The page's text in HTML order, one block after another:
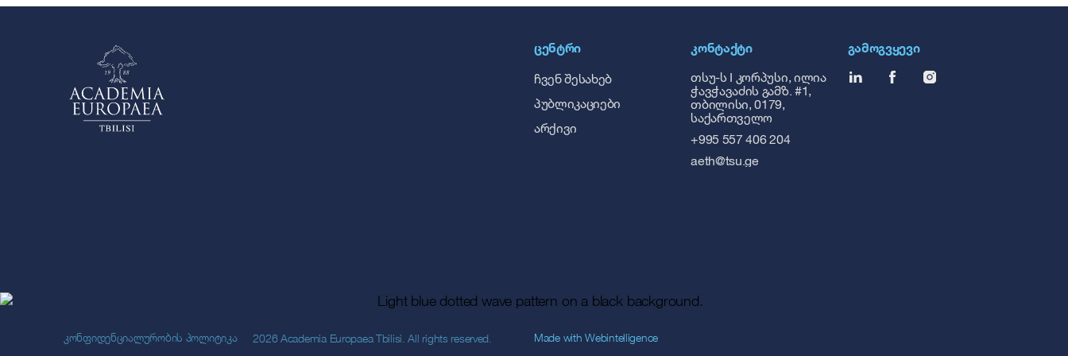
ᲪᲔᲜᲢᲠᲘ
ჩვენ შესახებ
პუბლიკაციები
არქივი
ᲙᲝᲜᲢᲐᲥᲢᲘ
თსუ-ს I კორპუსი, ილია
ჭავჭავაძის გამზ. #1,
თბილისი, 0179,
საქართველო
+995 557 406 204
aeth@tsu.ge
ᲒᲐᲛᲝᲒᲕᲧᲔᲕᲘ
კონფიდენციალურობის პოლიტიკა 2026 Academia Europaea Tbilisi. All rights reserved. Made withWebintelligence